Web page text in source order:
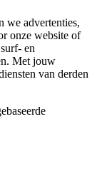
we advertenties,
onze website of
en
Met jouw
van derden